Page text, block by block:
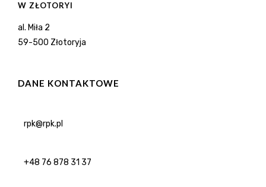
W ZŁOTORYI
al. Miła 2
59-500 Złotoryja
DANE KONTAKTOWE
rpk@rpk.pl
+48 76 878 31 37